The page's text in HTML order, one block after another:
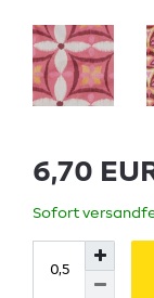
6,70
Sofort